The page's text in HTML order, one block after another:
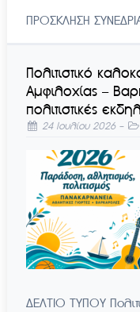
ΠΡΟΣΚΛΗΣΗ
Πολιτιστικό
Αμφιλοχίας –
πολιτιστικές
24 Ιουλίου 2026-
ΔΕΛΤΙΟ ΤΥΠΟΥ